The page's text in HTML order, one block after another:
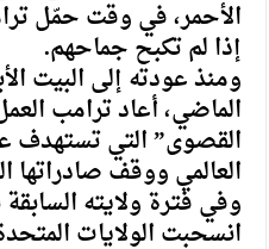
الأحمر، في وقت حمّل
إذا لم تكبح جماحهم.
ومنذ عودته إلى البيت
الماضي، أعاد ترامب
القصوى” التي تستهدف
العالمي ووقف صادراتها
انسحبت الولايات